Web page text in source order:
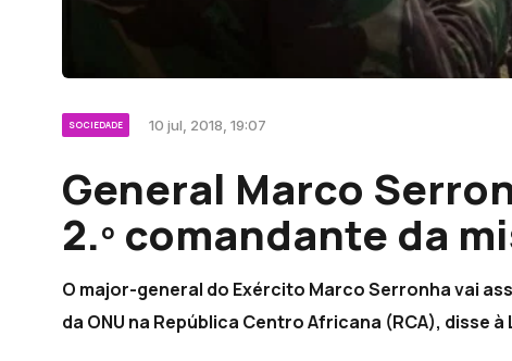
SOCIEDADE 10 jul, 2018, 19:07
General Marco
2.º comandante da
O major-general do Exército Marco Serronha vai
da ONU na República Centro Africana (RCA), disse